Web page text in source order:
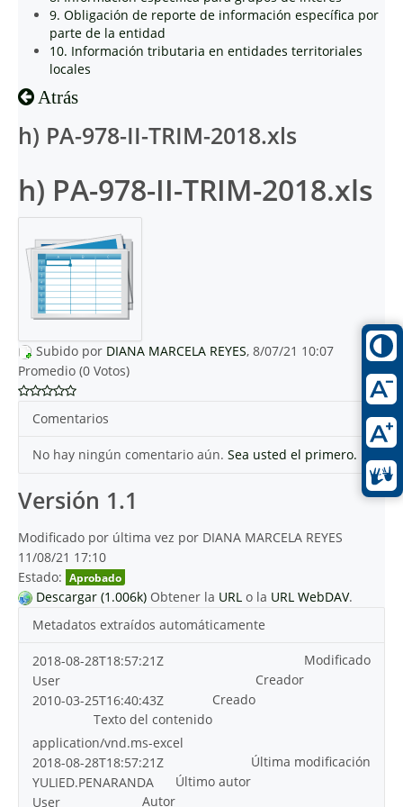
9. Obligación de reporte de información específica por
parte de la entidad
10. Información tributaria en entidades territoriales
locales
Atrás
h) PA-978-II-TRIM-2018.xls
h) PA-978-II-TRIM-2018.xls
Subido por DIANA MARCELA REYES, 8/07/21 10:07
Promedio (0 Votos)
Comentarios
No hay ningún comentario aún. Sea usted el primero.
Versión 1.1
Modificado por última vez por DIANA MARCELA REYES
11/08/21 17:10
Estado: Aprobado
Descargar (1.006k) Obtener la URL o la URL WebDAV.
Metadatos extraídos automáticamente
Modificado
2018-08-28T18:57:21Z
Creador
User
Creado
2010-03-25T16:40:43Z
Texto del contenido
application/vnd.ms-excel
Última modificación
2018-08-28T18:57:21Z
Último autor
YULIED.PENARANDA
Autor
User